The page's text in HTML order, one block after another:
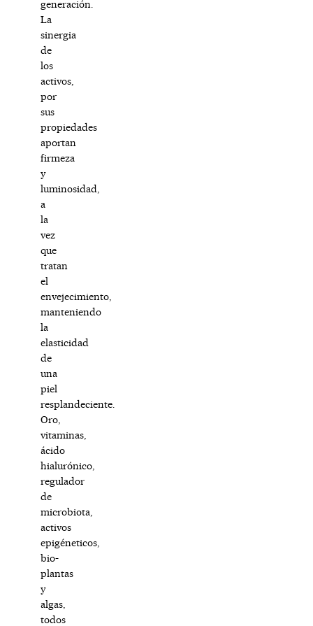
generación.
La
sinergia
de
los
activos,
por
sus
propiedades
aportan
firmeza
y
luminosidad,
a
la
vez
que
tratan
el
envejecimiento,
manteniendo
la
elasticidad
de
una
piel
resplandeciente.
Oro,
vitaminas,
ácido
hialurónico,
regulador
de
microbiota,
activos
epigéneticos,
bio-
plantas
y
algas,
todos